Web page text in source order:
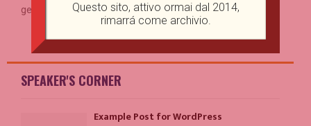
gente mi...
SPEAKER'S CORNER
Example Post for WordPress
Questo sito, attivo ormai dal 2014,
rimarrá come archivio.